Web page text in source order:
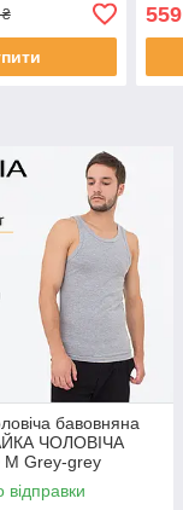
559
бавовняна
ЧОЛОВІЧА
M Grey-grey
майка
відправки